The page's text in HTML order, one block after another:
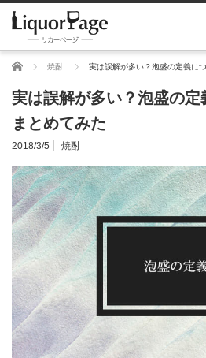
ホーム 焼酎 実は誤解が多い？泡盛の定義に
実は誤解が多い？泡盛の定
まとめてみた
2018/3/5 焼酎